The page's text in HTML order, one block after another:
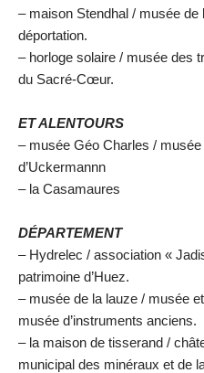
– maison Stendhal / musée de
déportation.
– horloge solaire / musée des
du Sacré-Cœur.
ET ALENTOURS
– musée Géo Charles /
d’Uckermannn
– la Casamaures
DÉPARTEMENT
– Hydrelec / association «
patrimoine d’Huez.
– musée de la lauze / musée
musée d’instruments anciens.
– la maison de tisserand /
municipal des minéraux et de